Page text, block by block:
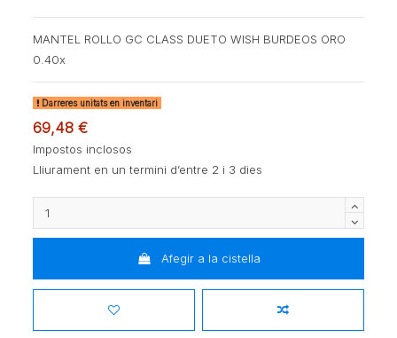
MANTEL ROLLO GC CLASS DUETO WISH BURDEOS ORO
0.40x
Darreres unitats en inventari
69,48 €
Impostos inclosos
Lliurament en un termini d’entre 2 i 3 dies
Afegir a la cistella